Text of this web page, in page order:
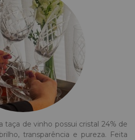
taça de vinho possui cristal 24% de
transparência e pureza. Feita